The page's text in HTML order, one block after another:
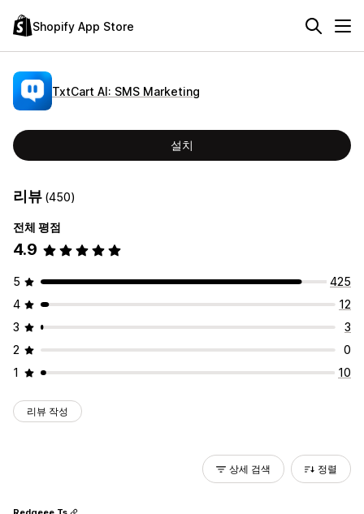
Shopify App Store
TxtCart AI: SMS Marketing
설치
리뷰 (450)
전체 평점
4.9
5
425
4
12
3
3
2
0
1
10
리뷰 작성
상세 검색 정렬